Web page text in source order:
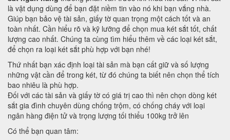
là vật dụng dùng để bạn đặt niềm tin vào nó khi bạn vắng nhà.
Giúp bạn bảo vệ tài sản, giấy tờ quan trọng một cách tốt và an
toàn nhất. Cần hiểu rõ và kỹ lưỡng để chọn mua két sắt tốt, chất
lượng cao nhất. Chúng ta cùng tìm hiểu thêm về các loại két sắt,
để chọn ra loại két sắt phù hợp với bạn nhé!
Thứ nhất bạn xác định loại tài sản mà bạn cất giữ và số lượng
những vật cần để trong két, từ đó chúng ta biết nên chọn thể tích
bao nhiêu là phù hợp.
Đối với các tài sản và giấy tờ có giá trị cao thì nên chọn dòng két
sắt gia đình chuyên dùng chống trộm, có chống cháy với loại
ngân hàng điện tử và trọng lượng tối thiểu 100kg trở lên
Có thể bạn quan tâm: